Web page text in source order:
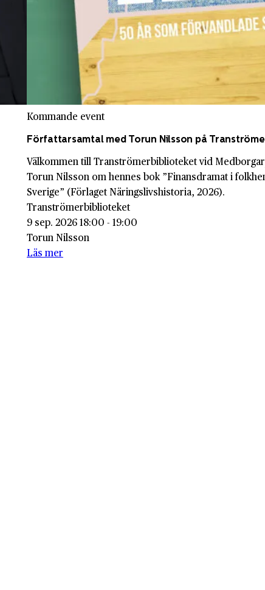
Kommande event
Författarsamtal med Torun Nilsson på
Välkommen till Tranströmerbiblioteket vid
Torun Nilsson om hennes bok ”Finansdramat i
Sverige” (Förlaget Näringslivshistoria, 2026).
Tranströmerbiblioteket
9 sep. 2026 18:00 - 19:00
Torun Nilsson
Läs mer